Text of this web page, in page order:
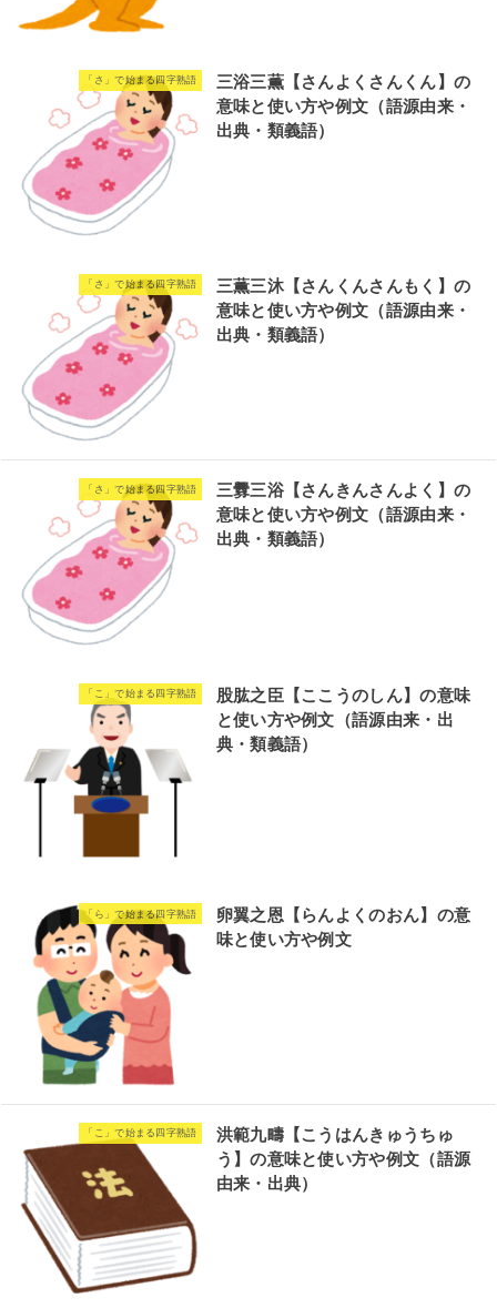
「さ」で始まる四字熟語
三浴三薫【さんよくさんくん】の
意味と使い方や例文（語源由来・
出典・類義語）
「さ」で始まる四字熟語
三薫三沐【さんくんさんもく】の
意味と使い方や例文（語源由来・
出典・類義語）
「さ」で始まる四字熟語
三釁三浴【さんきんさんよく】の
意味と使い方や例文（語源由来・
出典・類義語）
「こ」で始まる四字熟語
股肱之臣【ここうのしん】の意味
と使い方や例文（語源由来・出
典・類義語）
「ら」で始まる四字熟語
卵翼之恩【らんよくのおん】の意
味と使い方や例文
「こ」で始まる四字熟語
洪範九疇【こうはんきゅうちゅ
う】の意味と使い方や例文（語源
由来・出典）